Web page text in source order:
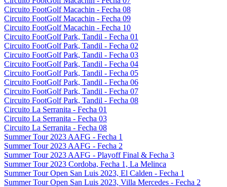
Circuito FootGolf Macachin - Fecha 08
Circuito FootGolf Macachin - Fecha 09
Circuito FootGolf Macachin - Fecha 10
Circuito FootGolf Park, Tandil - Fecha 01
Circuito FootGolf Park, Tandil - Fecha 02
Circuito FootGolf Park, Tandil - Fecha 03
Circuito FootGolf Park, Tandil - Fecha 04
Circuito FootGolf Park, Tandil - Fecha 05
Circuito FootGolf Park, Tandil - Fecha 06
Circuito FootGolf Park, Tandil - Fecha 07
Circuito FootGolf Park, Tandil - Fecha 08
Circuito La Serranita - Fecha 01
Circuito La Serranita - Fecha 03
Circuito La Serranita - Fecha 08
Summer Tour 2023 AAFG - Fecha 1
Summer Tour 2023 AAFG - Fecha 2
Summer Tour 2023 AAFG - Playoff Final & Fecha 3
Summer Tour 2023 Cordoba, Fecha 1, La Melinca
Summer Tour Open San Luis 2023, El Calden - Fecha 1
Summer Tour Open San Luis 2023, Villa Mercedes - Fecha 2